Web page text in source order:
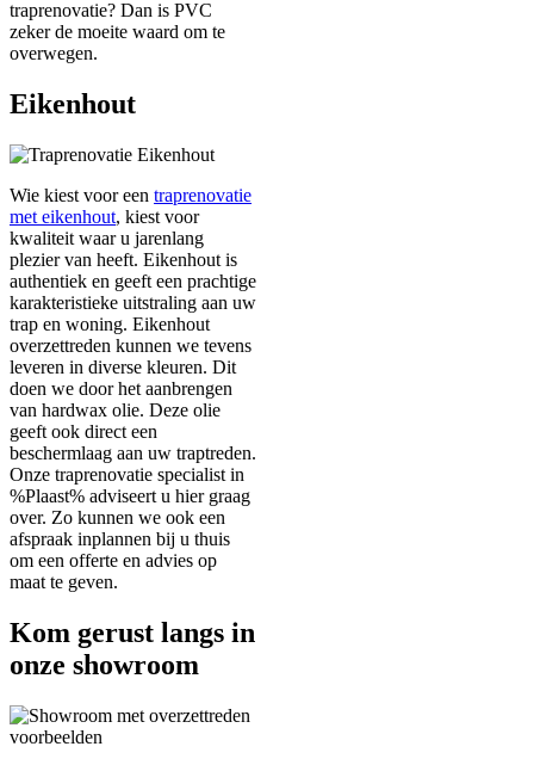
traprenovatie? Dan is PVC
zeker de moeite waard om te
overwegen.
Eikenhout
Wie kiest voor een traprenovatie
met eikenhout, kiest voor
kwaliteit waar u jarenlang
plezier van heeft. Eikenhout is
authentiek en geeft een prachtige
karakteristieke uitstraling aan uw
trap en woning. Eikenhout
overzettreden kunnen we tevens
leveren in diverse kleuren. Dit
doen we door het aanbrengen
van hardwax olie. Deze olie
geeft ook direct een
beschermlaag aan uw traptreden.
Onze traprenovatie specialist in
%Plaast% adviseert u hier graag
over. Zo kunnen we ook een
afspraak inplannen bij u thuis
om een offerte en advies op
maat te geven.
Kom gerust langs in
onze showroom